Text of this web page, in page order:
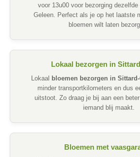
voor 13u00 voor bezorging
Geleen. Perfect als je op het laatste
bloemen wilt laten
Lokaal bezorgen in
Lokaal bloemen bezorgen in Sittard-
minder transportkilometers en dus
uitstoot. Zo draag je bij aan een
iemand blij maakt.
Bloemen met